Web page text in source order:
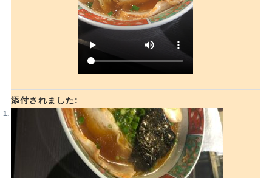
添付されました: